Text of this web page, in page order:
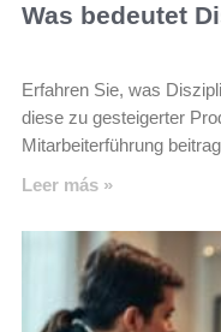
Was bedeutet
Erfahren Sie, was
diese zu gesteigerter
Mitarbeiterführung
Leer más »